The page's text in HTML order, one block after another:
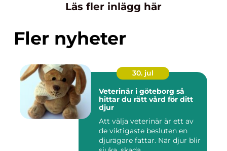
Läs fler inlägg här
Fler nyheter
30. jul
Veterinär i göteborg så
hittar du rätt vård för ditt
djur
Att välja veterinär är ett av
de viktigaste besluten en
djurägare fattar. När djur blir